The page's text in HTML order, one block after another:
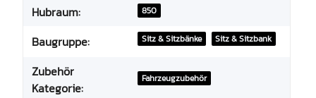
Hubraum: 850
Baugruppe: Sitz & Sitzbänke Sitz & Sitzbank
Zubehör
Kategorie:
Fahrzeugzubehör